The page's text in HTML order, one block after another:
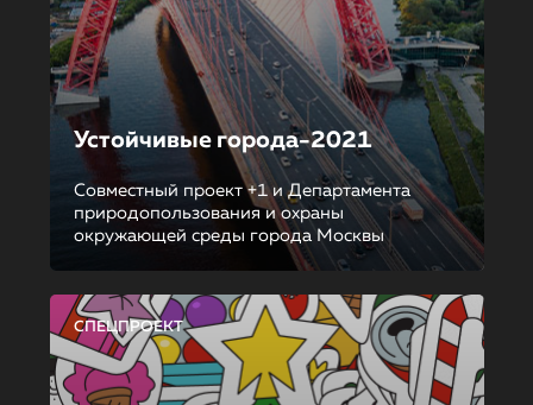
Устойчивые города-2021
Совместный проект +1 и Департамента
природопользования и охраны
окружающей среды города Москвы
СПЕЦПРОЕКТ